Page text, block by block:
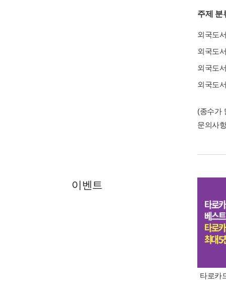
주제 분
외국도서
외국도서
외국도서
외국도서
(종수가
문의사
이벤트
타로카